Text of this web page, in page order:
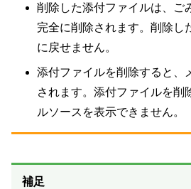
削除した添付ファイルは、ご
完全に削除されます。削除し
に戻せません。
添付ファイルを削除すると、
されます。添付ファイルを削
ルソースを表示できません。
補足